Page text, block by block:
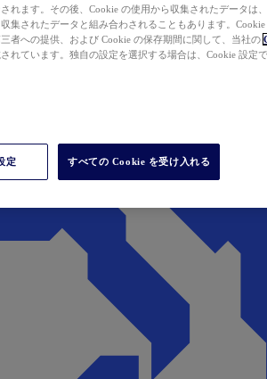
れます。その後、Cookie の使用から収集されたデータは
集されたデータと組み合わされることもあります。Cookie
者への提供、および Cookie の保存期間に関して、当社の
れています。独自の設定を選択する場合は、Cookie 設定
定 すべての Cookie を受け入れる